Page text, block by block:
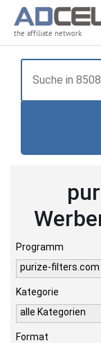
the affiliate network
Programm
purize-filters.com
Kategorie
alle Kategorien
Format